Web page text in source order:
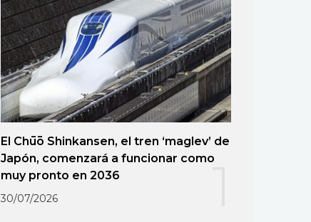
El Chūō Shinkansen, el tren ‘maglev’ de
Japón, comenzará a funcionar como
muy pronto en 2036
30/07/2026